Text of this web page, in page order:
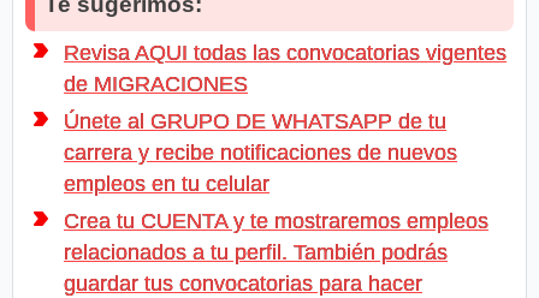
Revisa AQUI todas las convocatorias vigentes
de MIGRACIONES
Únete al GRUPO DE WHATSAPP de tu
carrera y recibe notificaciones de nuevos
empleos en tu celular
Crea tu CUENTA y te mostraremos empleos
relacionados a tu perfil. También podrás
guardar tus convocatorias para hacer